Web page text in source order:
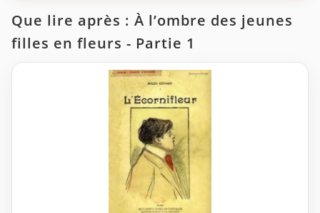
Que lire après : À l’ombre des jeunes
filles en fleurs - Partie 1